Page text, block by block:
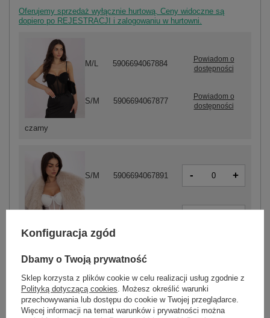
Oferujemy sprzedaż wyłącznie hurtową. Ceny widoczne są
dopiero po REJESTRACJI i zalogowaniu w hurtowni.
S/M 5906694067891 - +
czarny
M/L 5906694067884
Powiadom o
dostępności
S/M 5906694067877
Powiadom o
dostępności
ZALOGUJ SIĘ I ZOBACZ CENĘ
Konfiguracja zgód
Dbamy o Twoją prywatność
Sklep korzysta z plików cookie w celu realizacji usług zgodnie z
Polityką dotyczącą cookies. Możesz określić warunki
przechowywania lub dostępu do cookie w Twojej przeglądarce.
Więcej informacji na temat warunków i prywatności można